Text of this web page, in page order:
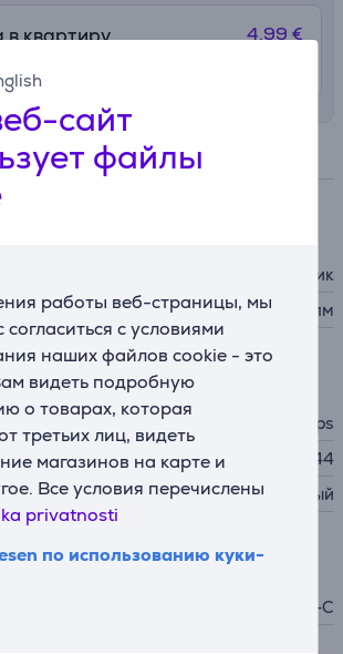
сайт
файлы
работы веб-страницы, мы
с условиями
наших файлов cookie - это
видеть подробную
о товарах, которая
третьих лиц, видеть
магазинов на карте и
Все условия перечислены
privatnosti
по использованию куки-
в квартиру 4.99 €
Спецификация
карманный фонарик
2200 лм
Philips
IP44
серый
от аккумулятора, USB-C